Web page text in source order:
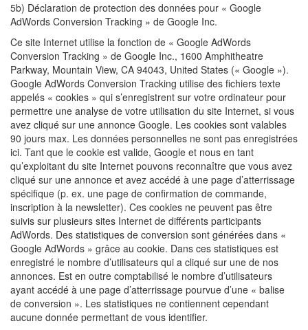
5b) Déclaration de protection des données pour « Google
AdWords Conversion Tracking » de Google Inc.
Ce site Internet utilise la fonction de « Google AdWords
Conversion Tracking » de Google Inc., 1600 Amphitheatre
Parkway, Mountain View, CA 94043, United States (« Google »).
Google AdWords Conversion Tracking utilise des fichiers texte
appelés « cookies » qui s’enregistrent sur votre ordinateur pour
permettre une analyse de votre utilisation du site Internet, si vous
avez cliqué sur une annonce Google. Les cookies sont valables
90 jours max. Les données personnelles ne sont pas enregistrées
ici. Tant que le cookie est valide, Google et nous en tant
qu’exploitant du site Internet pouvons reconnaître que vous avez
cliqué sur une annonce et avez accédé à une page d’atterrissage
spécifique (p. ex. une page de confirmation de commande,
inscription à la newsletter). Ces cookies ne peuvent pas être
suivis sur plusieurs sites Internet de différents participants
AdWords. Des statistiques de conversion sont générées dans «
Google AdWords » grâce au cookie. Dans ces statistiques est
enregistré le nombre d’utilisateurs qui a cliqué sur une de nos
annonces. Est en outre comptabilisé le nombre d’utilisateurs
ayant accédé à une page d’atterrissage pourvue d’une « balise
de conversion ». Les statistiques ne contiennent cependant
aucune donnée permettant de vous identifier.